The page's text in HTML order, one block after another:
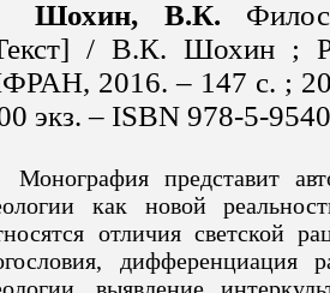
Шохин, В.К.
/ В.К. Шохин ;
2016. – 147 с. ; 20
экз. – ISBN 978-5-
Монография представит
как новой
отличия светской
дифференциация